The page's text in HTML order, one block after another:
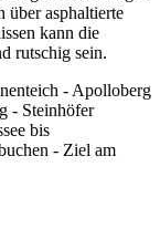
über asphaltierte
kann die
rutschig sein.
- Apolloberg
- Steinhöfer
bis
- Ziel am